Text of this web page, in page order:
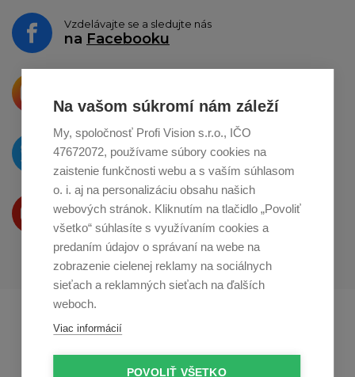
Vzdelávajte se a sledujte nás
na Facebooku
o zdieľanie naInstagrame
O novinkách píšeme
naTwitteri
Produkty Vám predstavujeme
na Youtube
Profikuchař.cz
Na vašom súkromí nám záleží
My, spoločnosť Profi Vision s.r.o., IČO
47672072, používame súbory cookies na
zaistenie funkčnosti webu a s vaším súhlasom
o. i. aj na personalizáciu obsahu našich
webových stránok. Kliknutím na tlačidlo „Povoliť
všetko“ súhlasíte s využívaním cookies a
predaním údajov o správaní na webe na
zobrazenie cielenej reklamy na sociálnych
sieťach a reklamných sieťach na ďalších
weboch.
Viac informácií
POVOLIŤ VŠETKO